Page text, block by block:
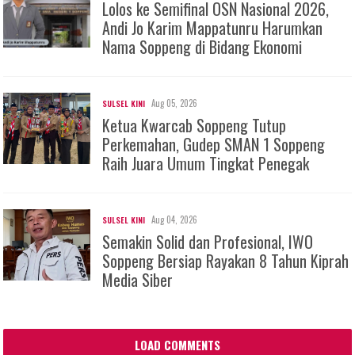
Lolos ke Semifinal OSN Nasional 2026,
Andi Jo Karim Mappatunru Harumkan
Nama Soppeng di Bidang Ekonomi
SULSEL KINI Aug 05, 2026
Ketua Kwarcab Soppeng Tutup
Perkemahan, Gudep SMAN 1 Soppeng
Raih Juara Umum Tingkat Penegak
SULSEL KINI Aug 04, 2026
Semakin Solid dan Profesional, IWO
Soppeng Bersiap Rayakan 8 Tahun Kiprah
Media Siber
LOAD COMMENTS